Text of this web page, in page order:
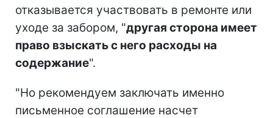
отказывается участвовать в ремонте или
уходе за забором, "другая сторона имеет
право взыскать с него расходы на
содержание".
"Но рекомендуем заключать именно
письменное соглашение насчет